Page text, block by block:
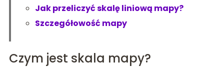
Jak przeliczyć skalę liniową mapy?
Szczegółowość mapy
Czym jest skala mapy?